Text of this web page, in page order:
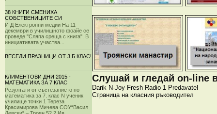
38 КНИГИ СМЕНИХА
СОБСТВЕНИЦИТЕ СИ
И Д Електронни медии На 11
декември в училищното фоайе се
проведе "Сляпа среща с книга". В
инициативата участва...
ВЕСЕЛИ ПРАЗНИЦИ ОТ 3.Б КЛАС!
КЛИМЕНТОВИ ДНИ 2015 -
МАТЕМАТИКА ЗА 7 КЛАС
Резултати от състезанието по
математика за 7. клас N ученик
училище точки 1 Тереза
Красимирова Мичева СОУ“Васил
Левски“ – Троян 52 2 Ив...
Слушай и гледай on-line
Darik N-Joy Fresh Radio 1 Predavatel
Страница на класния ръководител